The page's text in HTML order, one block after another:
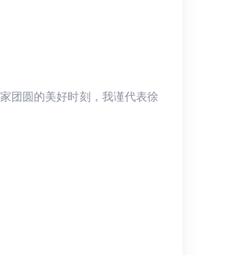
团圆的美好时刻，我谨代表徐